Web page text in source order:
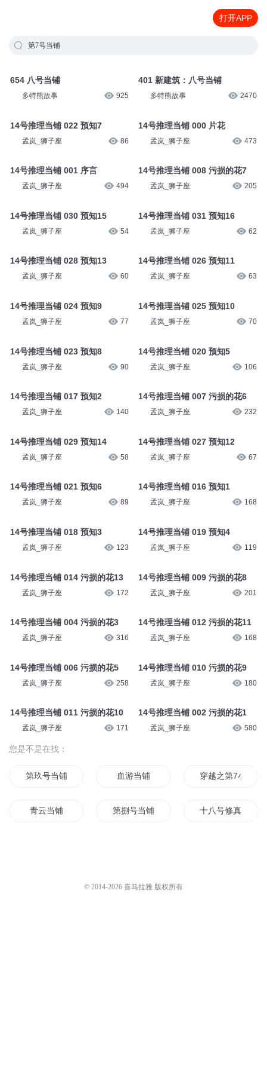
打开APP
第7号当铺
654 八号当铺
多特熊故事 925
14号推理当铺 022 预知7
孟岚_狮子座 86
14号推理当铺 001 序言
孟岚_狮子座 494
14号推理当铺 030 预知15
孟岚_狮子座 54
14号推理当铺 028 预知13
孟岚_狮子座 60
14号推理当铺 024 预知9
孟岚_狮子座 77
14号推理当铺 023 预知8
孟岚_狮子座 90
14号推理当铺 017 预知2
孟岚_狮子座 140
14号推理当铺 029 预知14
孟岚_狮子座 58
14号推理当铺 021 预知6
孟岚_狮子座 89
14号推理当铺 018 预知3
孟岚_狮子座 123
14号推理当铺 014 污损的花13
孟岚_狮子座 172
14号推理当铺 004 污损的花3
孟岚_狮子座 316
14号推理当铺 006 污损的花5
孟岚_狮子座 258
14号推理当铺 011 污损的花10
孟岚_狮子座 171
401 新建筑：八号当铺
多特熊故事 2470
14号推理当铺 000 片花
孟岚_狮子座 473
14号推理当铺 008 污损的花7
孟岚_狮子座 205
14号推理当铺 031 预知16
孟岚_狮子座 62
14号推理当铺 026 预知11
孟岚_狮子座 63
14号推理当铺 025 预知10
孟岚_狮子座 70
14号推理当铺 020 预知5
孟岚_狮子座 106
14号推理当铺 007 污损的花6
孟岚_狮子座 232
14号推理当铺 027 预知12
孟岚_狮子座 67
14号推理当铺 016 预知1
孟岚_狮子座 168
14号推理当铺 019 预知4
孟岚_狮子座 119
14号推理当铺 009 污损的花8
孟岚_狮子座 201
14号推理当铺 012 污损的花11
孟岚_狮子座 168
14号推理当铺 010 污损的花9
孟岚_狮子座 180
14号推理当铺 002 污损的花1
孟岚_狮子座 580
您是不是在找：
第玖号当铺 血游当铺 穿越之第7小组
青云当铺 第捌号当铺 十八号修真当铺
© 2014-2026 喜马拉雅 版权所有